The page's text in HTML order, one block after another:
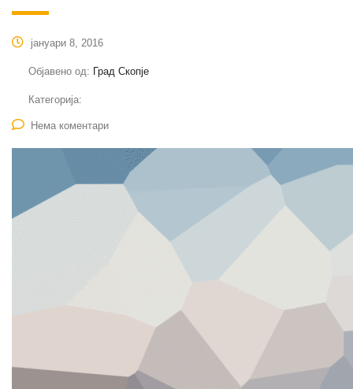
јануари 8, 2016
Објавено од: Град Скопје
Категорија:
Нема коментари